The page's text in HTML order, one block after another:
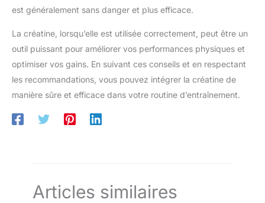
est généralement sans danger et plus efficace.
La créatine, lorsqu’elle est utilisée correctement, peut être un
outil puissant pour améliorer vos performances physiques et
optimiser vos gains. En suivant ces conseils et en respectant
les recommandations, vous pouvez intégrer la créatine de
manière sûre et efficace dans votre routine d’entraînement.
Articles similaires